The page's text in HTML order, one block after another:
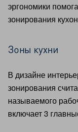
эргономики
зонирования
Зоны кухни
В дизайне
зонирования
называемого
включает 3